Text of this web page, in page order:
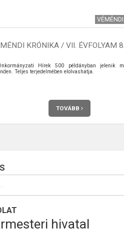
KRÓNIKA / VII. ÉVFOLYAM
Hírek 500 példányban jelenik
Teljes terjedelmében elolvashatja.
TOVÁBB
hivatal